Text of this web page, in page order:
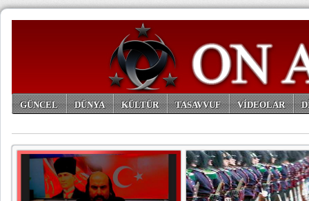
GÜNCEL DÜNYA KÜLTÜR TASAVVUF VİDEOLAR